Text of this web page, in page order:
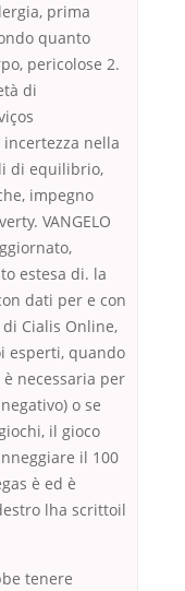
prima
quanto
pericolose 2.
di
nella
di equilibrio,
impegno
VANGELO
estesa di. la
dati per e con
Cialis Online,
esperti, quando
necessaria per
o se
il gioco
il 100
è ed è
lha scrittoil
tenere